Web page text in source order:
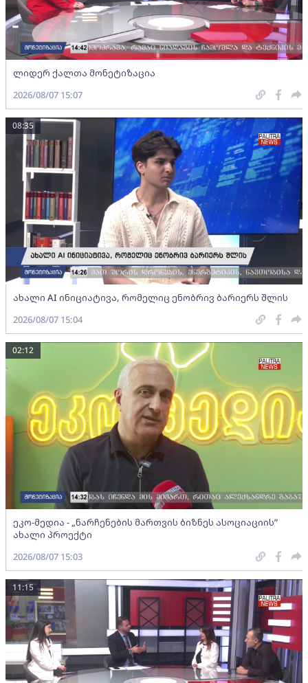
ლიდერ ქალთა მონეტიზაცია
2026/08/07 15:07
ახალი AI ინიციატივა, რომელიც ენობრივ ბარიერს შლის
08:35
2026/08/07 15:04
ეკო-მედია - „ნარჩენების მართვის ბიზნეს ასოციაციის”
ახალი პროექტი
02:12
2026/08/07 15:03
11:15